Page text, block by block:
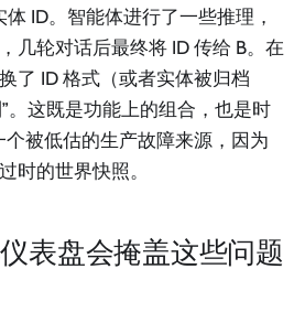
体 ID。智能体进行了一些推理，
几轮对话后最终将 ID 传给 B。在
了 ID 格式（或者实体被归档
。这既是功能上的组合，也是时
被低估的生产故障来源，因为
时的世界快照。
表盘会掩盖这些问题